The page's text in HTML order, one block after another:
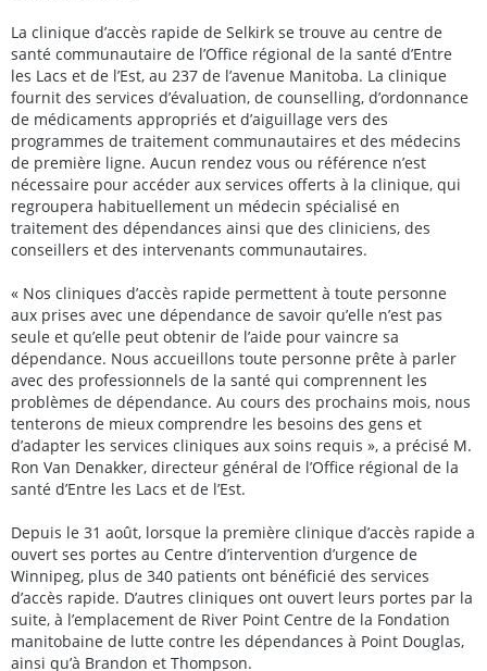
La clinique d’accès rapide de Selkirk se trouve au centre de
santé communautaire de l’Office régional de la santé d’Entre
les Lacs et de l’Est, au 237 de l’avenue Manitoba. La clinique
fournit des services d’évaluation, de counselling, d’ordonnance
de médicaments appropriés et d’aiguillage vers des
programmes de traitement communautaires et des médecins
de première ligne. Aucun rendez vous ou référence n’est
nécessaire pour accéder aux services offerts à la clinique, qui
regroupera habituellement un médecin spécialisé en
traitement des dépendances ainsi que des cliniciens, des
conseillers et des intervenants communautaires.
« Nos cliniques d’accès rapide permettent à toute personne
aux prises avec une dépendance de savoir qu’elle n’est pas
seule et qu’elle peut obtenir de l’aide pour vaincre sa
dépendance. Nous accueillons toute personne prête à parler
avec des professionnels de la santé qui comprennent les
problèmes de dépendance. Au cours des prochains mois, nous
tenterons de mieux comprendre les besoins des gens et
d’adapter les services cliniques aux soins requis », a précisé M.
Ron Van Denakker, directeur général de l’Office régional de la
santé d’Entre les Lacs et de l’Est.
Depuis le 31 août, lorsque la première clinique d’accès rapide a
ouvert ses portes au Centre d’intervention d’urgence de
Winnipeg, plus de 340 patients ont bénéficié des services
d’accès rapide. D’autres cliniques ont ouvert leurs portes par la
suite, à l’emplacement de River Point Centre de la Fondation
manitobaine de lutte contre les dépendances à Point Douglas,
ainsi qu’à Brandon et Thompson.